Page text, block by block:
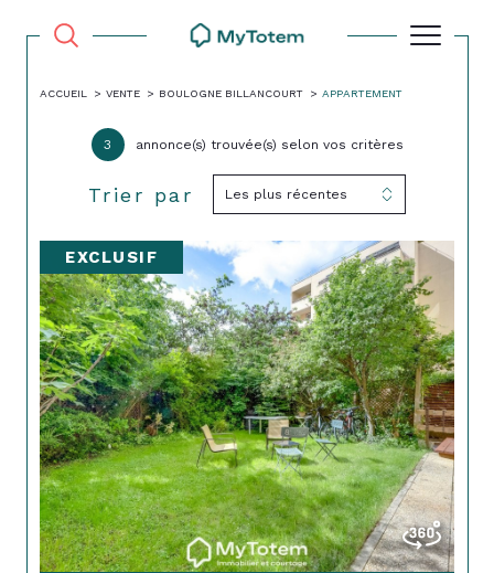
ACCUEIL VENTE BOULOGNE BILLANCOURT APPARTEMENT
3 annonce(s) trouvée(s) selon vos critères
Trier par Les plus récentes
EXCLUSIF